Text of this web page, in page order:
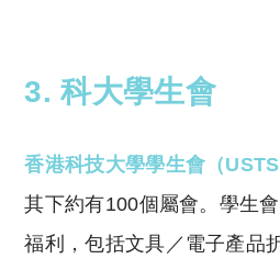
3. 科大學生會
香港科技大學學生會（
其下約有100個屬會。學生
福利，包括文具／電子產品